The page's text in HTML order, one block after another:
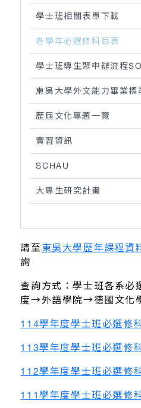
學士班相關表單下載
各學年必選修科目表
學士班導生聚申辦流程
東吳大學外文能力畢業標
歷屆文化專題一覽
實習資訊
SCHAU
大專生研究計畫
請至 東吳大學歷年課程資
詢
查詢方式：學士班各系
度→外語學院→德國文化
114學年度學士班必選修
113學年度學士班必選修
112學年度學士班必選修
111學年度學士班必選修